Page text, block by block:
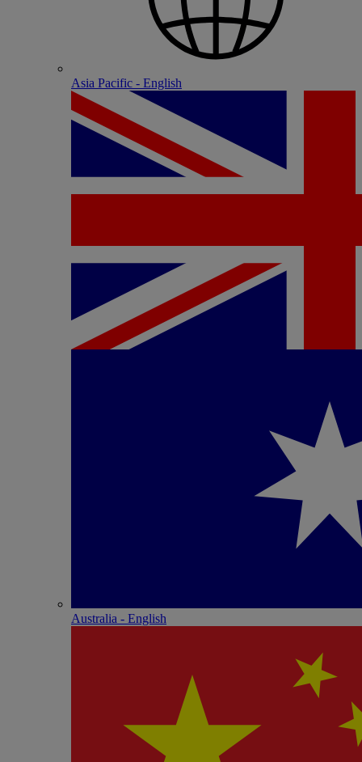
Asia Pacific - English
Australia - English